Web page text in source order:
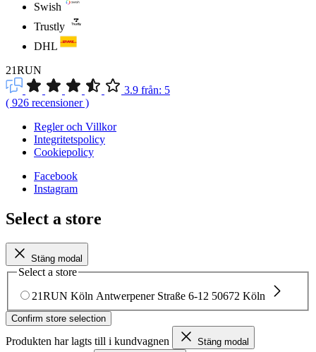
Swish
Trustly
DHL
21RUN
3.9 från: 5
( 926 recensioner)
Regler och Villkor
Integritetspolicy
Cookiepolicy
Facebook
Instagram
Select a store
Stäng modal
Select a store
21RUN Köln Antwerpener Straße 6-12 50672 Köln
Confirm store selection
Produkten har lagts till i kundvagnen Stäng modal